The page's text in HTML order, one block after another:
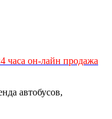
часа он-лайн продажа
автобусов,